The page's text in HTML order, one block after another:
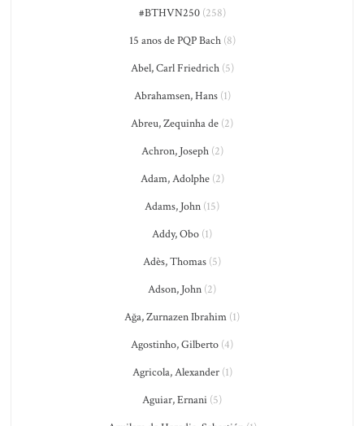
#BTHVN250(258)
15 anos de PQP Bach(8)
Abel, Carl Friedrich(5)
Abrahamsen, Hans(1)
Abreu, Zequinha de (2)
Achron, Joseph(2)
Adam, Adolphe(2)
Adams, John (15)
Addy, Obo (1)
Adès, Thomas (5)
Adson, John (2)
Ağa, Zurnazen Ibrahim (1)
Agostinho, Gilberto (4)
Agricola, Alexander(1)
Aguiar, Ernani (5)